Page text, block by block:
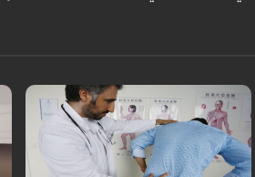
آلام الظهر ويكون أول هذه الآلام نتيجة الضغط
لميكانيكي وينقسم إلى ثلاثة أقسام فتق
القرص القطني أو ضيق في النفق النخاعي أو
انزلاق في الفقرات أو عرق النساء.